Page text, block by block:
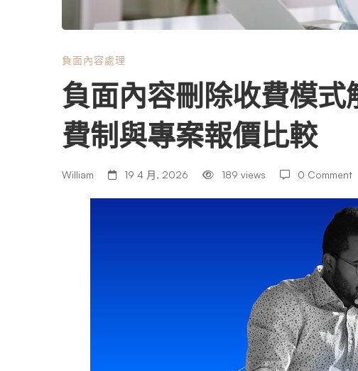
收
費
模
式
負面內容處理
負面內容刪除收費模式
費制與專案報價比較
William 19 4 月, 2026 189 views 0 Comment